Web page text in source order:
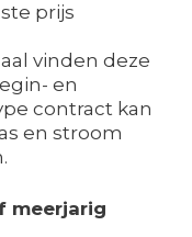
prijs
vinden deze
en
contract kan
en stroom
meerjarig